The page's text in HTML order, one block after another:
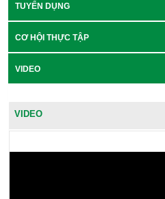
TUYỂN DỤNG
CƠ HỘI THỰC TẬP
VIDEO
VIDEO